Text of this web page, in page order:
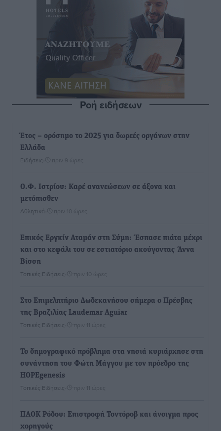
Ροή ειδήσεων
Έτος – ορόσημο το 2025 για δωρεές οργάνων στην
Ελλάδα
Ειδήσεις πριν 9 ώρες
Ο.Φ. Ιστρίου: Καρέ ανανεώσεων σε άξονα και
μετόπισθεν
Αθλητικά πριν 10 ώρες
Επικός Εργκίν Αταμάν στη Σύμη: Έσπασε πιάτα μέχρι
και στο κεφάλι του σε εστιατόριο ακούγοντας Άννα
Βίσση
Τοπικές Ειδήσεις πριν 10 ώρες
Στο Επιμελητήριο Δωδεκανήσου σήμερα ο Πρέσβης
της Βραζιλίας Laudemar Aguiar
Τοπικές Ειδήσεις πριν 11 ώρες
To δημογραφικό πρόβλημα στα νησιά κυριάρχησε στη
συνάντηση του Φώτη Μάγγου με τον πρόεδρο της
HOPEgenesis
Τοπικές Ειδήσεις πριν 11 ώρες
ΠΑΟΚ Ρόδου: Επιστροφή Τοντόροβ και άνοιγμα προς
χορηγούς